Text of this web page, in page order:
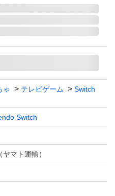
ゃ テレビゲーム
Switch
Switch
マト運輸）